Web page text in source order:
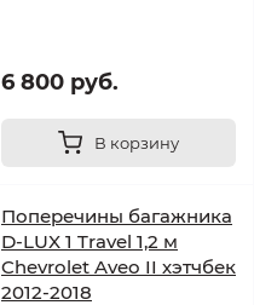
6 800 руб.
В корзину
Поперечины багажника
D-LUX 1 Travel 1,2 м
Chevrolet Aveo II хэтчбек
2012-2018